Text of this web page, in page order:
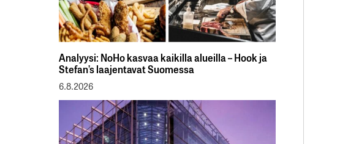
Analyysi: NoHo kasvaa kaikilla alueilla – Hook ja
Stefan’s laajentavat Suomessa
6.8.2026